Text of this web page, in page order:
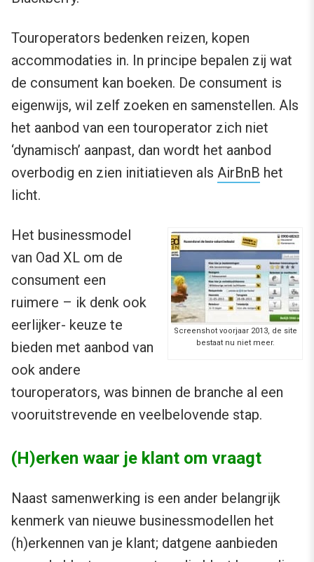
Touroperators bedenken reizen, kopen
accommodaties in. In principe bepalen zij wat
de consument kan boeken. De consument is
eigenwijs, wil zelf zoeken en samenstellen. Als
het aanbod van een touroperator zich niet
‘dynamisch’ aanpast, dan wordt het aanbod
overbodig en zien initiatieven als AirBnB het
licht.
Screenshot voorjaar 2013, de site
bestaat nu niet meer.
Het businessmodel
van Oad XL om de
consument een
ruimere – ik denk ook
eerlijker- keuze te
bieden met aanbod van
ook andere
touroperators, was binnen de branche al een
vooruitstrevende en veelbelovende stap.
(H)erken waar je klant om vraagt
Naast samenwerking is een ander belangrijk
kenmerk van nieuwe businessmodellen het
(h)erkennen van je klant; datgene aanbieden